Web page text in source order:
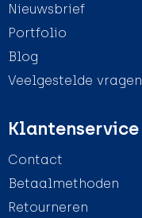
Nieuwsbrief
Portfolio
Blog
Veelgestelde vragen
Klantenservice
Contact
Betaalmethoden
Retourneren